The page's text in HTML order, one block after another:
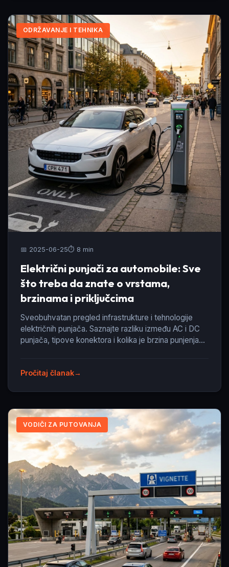
ODRŽAVANJE I TEHNIKA
📅 2025-06-25⏱️ 8 min
Električni punjači za automobile: Sve
što treba da znate o vrstama,
brzinama i priključcima
Sveobuhvatan pregled infrastrukture i tehnologije
električnih punjača. Saznajte razliku između AC i DC
punjača, tipove konektora i kolika je brzina punjenja
Pročitaj članak
VODIČI ZA PUTOVANJA